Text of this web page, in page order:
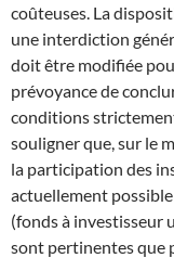
coûteuses. La
une interdiction
doit être modifiée
prévoyance de
conditions
souligner que, sur le
la participation des
actuellement
(fonds à investisseur
sont pertinentes que